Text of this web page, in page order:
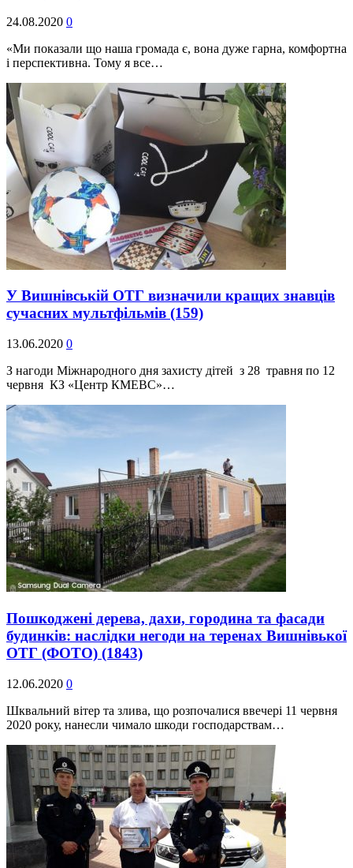
24.08.2020 0
«Ми показали що наша громада є, вона дуже гарна, комфортна
і перспективна. Тому я все…
У Вишнівській ОТГ визначили кращих знавців
сучасних мультфільмів (159)
13.06.2020 0
З нагоди Міжнародного дня захисту дітей з 28 травня по 12
червня КЗ «Центр КМЕВС»…
Пошкоджені дерева, дахи, городина та фасади
будинків: наслідки негоди на теренах Вишнівької
ОТГ (ФОТО) (1843)
12.06.2020 0
Шквальний вітер та злива, що розпочалися ввечері 11 червня
2020 року, нанесли чимало шкоди господарствам…